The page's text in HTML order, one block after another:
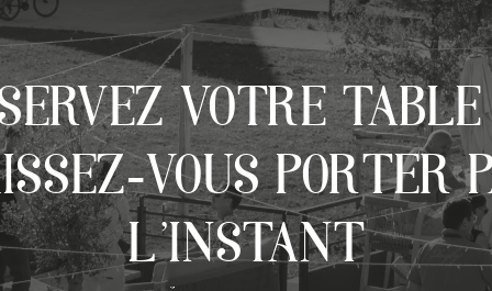
VOTRE
VOUS PORTER
L'INSTANT